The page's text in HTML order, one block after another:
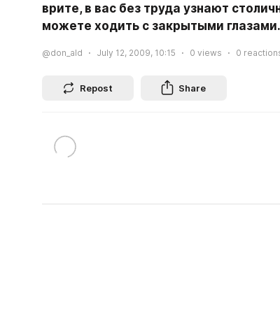
врите, в вас без труда узнают
можете ходить с закрытыми глазами.
@don_ald July 12, 2009, 10:15 0 views 0
Repost Share